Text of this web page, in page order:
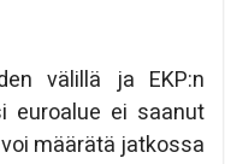
välillä ja EKP:n
euroalue ei saanut
määrätä jatkossa